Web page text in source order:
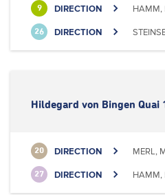
9 DIRECTION HAMM,
26 DIRECTION
Hildegard von Bingen Quai
20 DIRECTION MERL,
27 DIRECTION HAMM,